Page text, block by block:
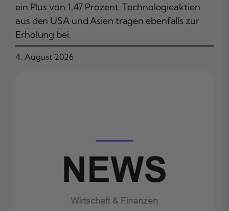
ein Plus von 1,47 Prozent. Technologieaktien
aus den USA und Asien tragen ebenfalls zur
Erholung bei.
4. August 2026